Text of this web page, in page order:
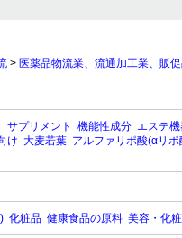
> 医薬品物流業、流通加工業、販
サプリメント 機能性成分 エステ
け 大麦若葉 アルファリポ酸(αリポ
化粧品 健康食品の原料 美容・化